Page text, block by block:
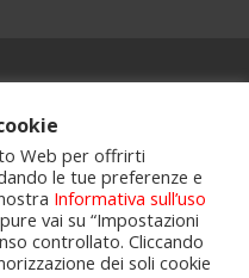
Web per offrirti
le tue preferenze e
Informativa sull’uso
vai su “Impostazioni
controllato. Cliccando
dei soli cookie